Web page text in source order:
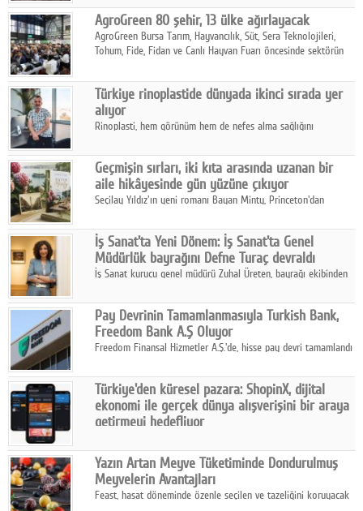
sonbaharın tasarım kodlarını açıklıyor.
AgroGreen 80 şehir, 13 ülke ağırlayacak
AgroGreen Bursa Tarım, Hayvancılık, Süt, Sera Teknolojileri,
Tohum, Fide, Fidan ve Canlı Hayvan Fuarı öncesinde sektörün
Türkiye rinoplastide dünyada ikinci sırada yer
alıyor
Rinoplasti, hem görünüm hem de nefes alma sağlığını
biri konumunda.
Geçmişin sırları, iki kıta arasında uzanan bir
aile hikâyesinde gün yüzüne çıkıyor
Seçilay Yıldız'ın yeni romanı Bayan Minty, Princeton'dan
katmanlı bir aile hikâyesi anlatıyor.
İş Sanat'ta Yeni Dönem: İş Sanat'ta Genel
Müdürlük bayrağını Defne Turaç devraldı
İş Sanat kurucu genel müdürü Zuhal Üreten, bayrağı ekibinden
Pay Devrinin Tamamlanmasıyla Turkish Bank,
Freedom Bank A.Ş Oluyor
Freedom Finansal Hizmetler A.Ş.'de, hisse pay devri tamamlandı
Turkish Bank'ın ticaret unvanının “Freedom Bank A.Ş.” olmasına
karar verildi.
Türkiye'den küresel pazara: ShopinX, dijital
ekonomi ile gerçek dünya alışverişini bir araya
getirmeyi hedefliyor
ekonomi ile gerçek dünya alışveriş deneyimi arasında köprü
kurmayı hedefleyen vizyonuyla uluslararası pazarlara açılıyor.
Yazın Artan Meyve Tüketiminde Dondurulmuş
Meyvelerin Avantajları
Feast, hasat döneminde özenle seçilen ve tazeliğini koruyacak